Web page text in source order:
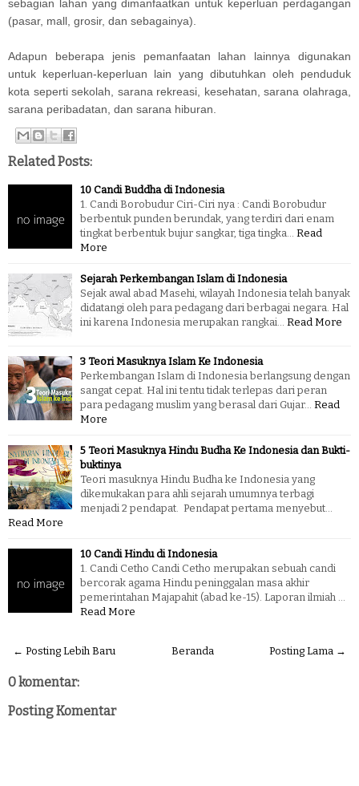
sebagian lahan yang dimanfaatkan untuk keperluan perdagangan
(pasar, mall, grosir, dan sebagainya).
Adapun beberapa jenis pemanfaatan lahan lainnya digunakan
untuk keperluan-keperluan lain yang dibutuhkan oleh penduduk
kota seperti sekolah, sarana rekreasi, kesehatan, sarana olahraga,
sarana peribadatan, dan sarana hiburan.
Related Posts:
10 Candi Buddha di Indonesia
1. Candi Borobudur Ciri-Ciri nya : Candi Borobudur
berbentuk punden berundak, yang terdiri dari enam
tingkat berbentuk bujur sangkar, tiga tingka…
Read
More
Sejarah Perkembangan Islam di Indonesia
Sejak awal abad Masehi, wilayah Indonesia telah banyak
didatangi oleh para pedagang dari berbagai negara. Hal
ini karena Indonesia merupakan rangkai…
Read More
3 Teori Masuknya Islam Ke Indonesia
Perkembangan Islam di Indonesia berlangsung dengan
sangat cepat. Hal ini tentu tidak terlepas dari peran
para pedagang muslim yang berasal dari Gujar…
Read
More
5 Teori Masuknya Hindu Budha Ke Indonesia dan Bukti-
buktinya
Teori masuknya Hindu Budha ke Indonesia yang
dikemukakan para ahli sejarah umumnya terbagi
menjadi 2 pendapat. Pendapat pertama menyebut…
Read More
10 Candi Hindu di Indonesia
1. Candi Cetho Candi Cetho merupakan sebuah candi
bercorak agama Hindu peninggalan masa akhir
pemerintahan Majapahit (abad ke-15). Laporan ilmiah …
Read More
← Posting Lebih Baru Posting Lama →
Beranda
0 komentar:
Posting Komentar